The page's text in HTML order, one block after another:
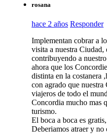
rosana
hace 2 años Responder
Implementan cobrar a
visita a nuestra Ciudad,
contribuyendo a
ahora que los
distinta en la costanera
con agrado que
viajeros de todo el
Concordia mucho mas
turismo.
El boca a boca es
Deberiamos atraer y no